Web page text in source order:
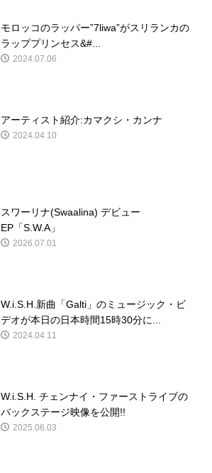
モロッコのラッパー”7liwa”がスリランカの
ラッププリンセス&#...
2024.07.06
アーティスト紹介:カマクシ・カンナ
2024.04.10
スワーリナ(Swaalina) デビュー
EP「S.W.A」
2026.07.01
W.i.S.H.新曲「Galti」のミュージック・ビ
デオが本日の日本時間15時30分に...
2024.04.11
W.i.S.H. チェンナイ・ファーストライブの
バックステージ映像を公開!!
2025.06.03